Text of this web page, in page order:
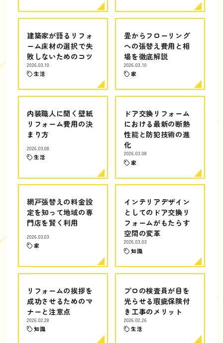
建築家が語るリフォ
ーム床材の選択で失
敗しないためのコツ
2026.03.10
生活
畳からフローリング
への張替え費用と相
場を徹底解説
2026.03.10
家
内装職人に聞く壁紙
リフォーム費用の決
まり方
2026.03.08
生活
ドア交換リフォーム
における最新の断熱
性能と防犯技術の進
化
2026.03.08
家
網戸張替えの料金設
定を知って地域の専
門店を賢く利用
2026.03.03
家
インテリアデザイン
としてのドア交換リ
フォームがもたらす
空間の変革
2026.03.03
知識
リフォームの挨拶を
成功させるためのマ
ナーと注意点
2026.02.28
知識
プロの検査員が目を
光らせる瑕疵保険付
き工事のメリット
2026.02.26
生活